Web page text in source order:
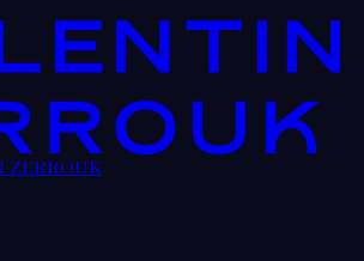
ZERROUK